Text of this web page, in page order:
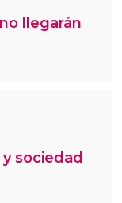
llegarán
sociedad